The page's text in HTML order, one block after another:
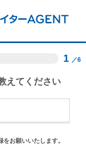
1 ／6
えてください
お願いいたします。